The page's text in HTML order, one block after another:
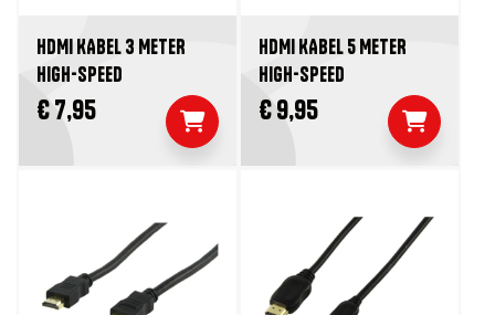
HDMI KABEL 3 METER
HIGH-SPEED
€ 7,95
HDMI KABEL 5 METER
HIGH-SPEED
€ 9,95